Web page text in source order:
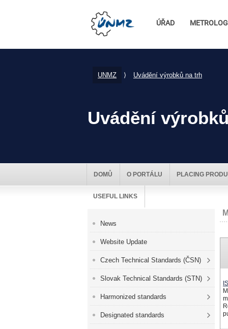
ÚŘAD
UNMZ ⟩ Uvádění výrobků na trh
Uvádění
DOMŮ O PORTÁLU PLACING
USEFUL LINKS
News
Website Update
Czech Technical Standards (ČSN)
Slovak Technical Standards (STN)
Harmonized standards
Designated standards